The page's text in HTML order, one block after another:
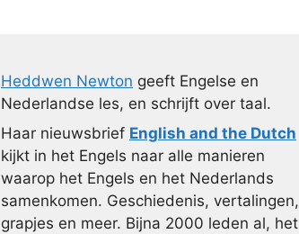
Heddwen Newton geeft Engelse en
Nederlandse les, en schrijft over taal.
Haar nieuwsbrief English and the Dutch
kijkt in het Engels naar alle manieren
waarop het Engels en het Nederlands
samenkomen. Geschiedenis, vertalingen,
grapjes en meer. Bijna 2000 leden al, het